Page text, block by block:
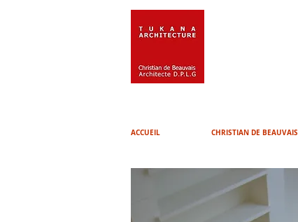
ACCUEIL CHRISTIAN DE BEAUVAIS